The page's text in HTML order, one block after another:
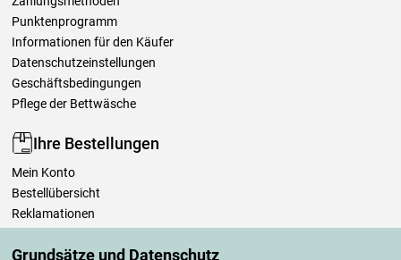
Grundsätze und Datenschutz
Punktenprogramm
Informationen für den Käufer
Datenschutzeinstellungen
Geschäftsbedingungen
Pflege der Bettwäsche
Ihre Bestellungen
Mein Konto
Bestellübersicht
Reklamationen
Einfach mehr wissen